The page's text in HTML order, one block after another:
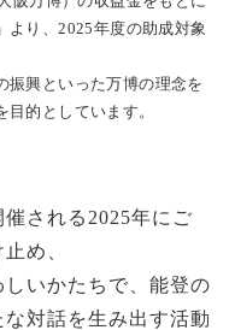
より、2025年度の助成対象
振興といった万博の理念を
的としています。
される2025年にご
め、
いかたちで、能登の
対話を生み出す活動